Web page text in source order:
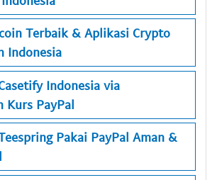
Terbaik & Aplikasi Crypto
Indonesia
Indonesia via
Kurs PayPal
Pakai PayPal Aman &